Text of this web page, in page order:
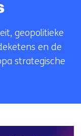
geopolitieke
en de
strategische